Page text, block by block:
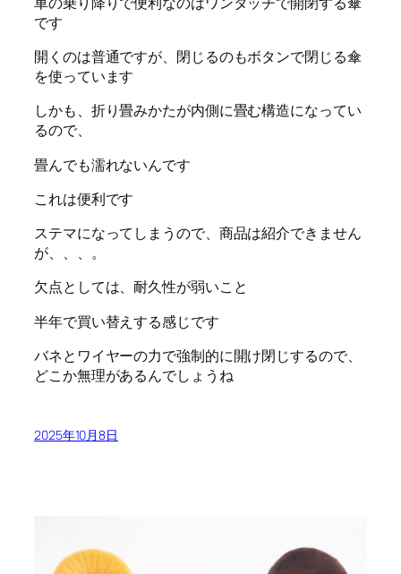
です
開くのは普通ですが、閉じるのもボタンで閉じる傘
を使っています
しかも、折り畳みかたが内側に畳む構造になってい
るので、
畳んでも濡れないんです
これは便利です
ステマになってしまうので、商品は紹介できません
が、、、。
欠点としては、耐久性が弱いこと
半年で買い替えする感じです
バネとワイヤーの力で強制的に開け閉じするので、
どこか無理があるんでしょうね
2025年10月8日